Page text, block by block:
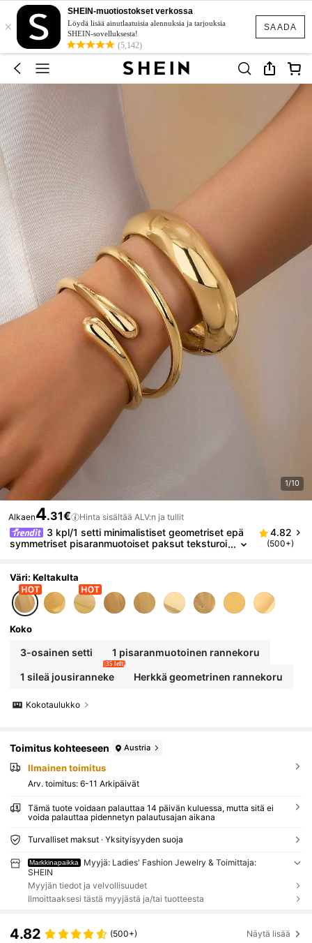
SAADA
×
SHEIN-muotiostokset verkossa
Löydä lisää ainutlaatuisia alennuksia ja tarjouksia
SHEIN-sovelluksesta!
(5,142)
1/10
Alkaen4.31€ Hinta sisältää ALV:n ja tullit
3 kpl/1 setti minimalistiset geometriset epä
symmetriset pisaranmuotoiset paksut teksturoi
4.82
(500+)
Väri: Keltakulta
Koko
3-osainen setti 1 pisaranmuotoinen rannekoru
1 sileä jousiranneke
35 left
Herkkä geometrinen rannekoru
Kokotaulukko
Toimitus kohteeseen Austria
Ilmainen toimitus
Arv. toimitus: 6-11 Arkipäivät
Tämä tuote voidaan palauttaa 14 päivän kuluessa, mutta sitä ei
voida palauttaa pidennetyn palautusajan aikana
Turvalliset maksut · Yksityisyyden suoja
Markkinapaikka
Myyjä: Ladies' Fashion Jewelry & Toimittaja:
SHEIN
Myyjän tiedot ja velvollisuudet
Ilmoittaaksesi tästä myyjästä ja/tai tuotteesta
4.82 (500+) Näytä lisää